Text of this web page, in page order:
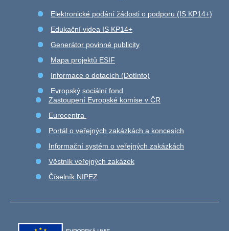
Elektronické podání žádosti o podporu (IS KP14+)
Edukační videa IS KP14+
Generátor povinné publicity
Mapa projektů ESIF
Informace o dotacích (DotInfo)
Evropský sociální fond
Zastoupení Evropské komise v ČR
Eurocentra
Portál o veřejných zakázkách a koncesích
Informační systém o veřejných zakázkách
Věstník veřejných zakázek
Číselník NIPEZ